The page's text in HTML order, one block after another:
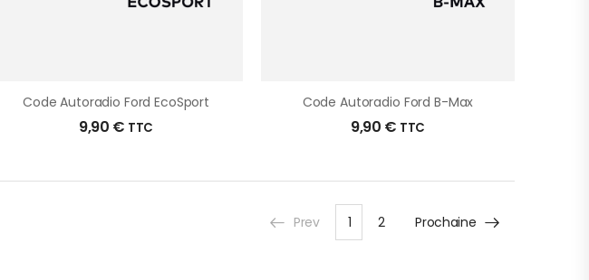
Code Autoradio Ford EcoSport
9,90 € TTC
Code Autoradio Ford B-Max
9,90 € TTC
Prev 1 2 Prochaine